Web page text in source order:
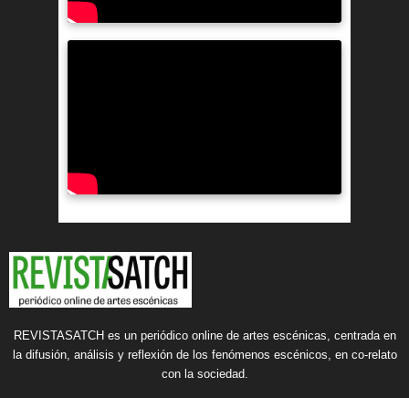
REVISTASATCH es un periódico online de artes escénicas, centrada en
la difusión, análisis y reflexión de los fenómenos escénicos, en co-relato
con la sociedad.